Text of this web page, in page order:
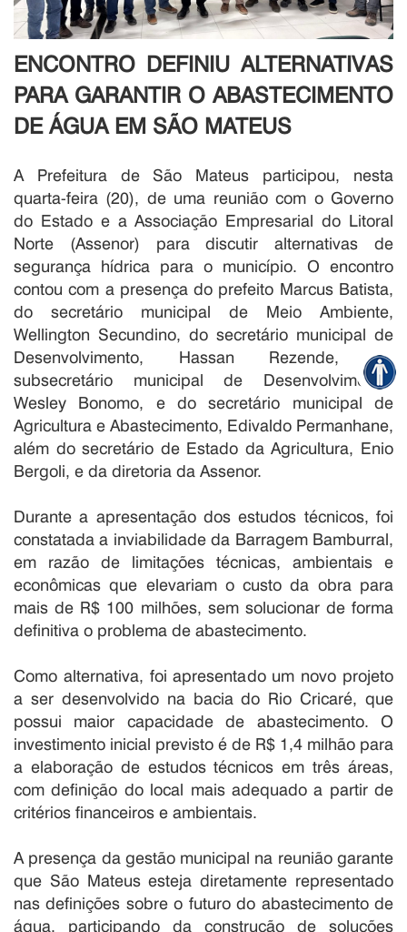
ENCONTRO DEFINIU ALTERNATIVAS
PARA GARANTIR O ABASTECIMENTO
DE ÁGUA EM SÃO MATEUS
A Prefeitura de São Mateus participou, nesta
quarta-feira (20), de uma reunião com o Governo
do Estado e a Associação Empresarial do Litoral
Norte (Assenor) para discutir alternativas de
segurança hídrica para o município. O encontro
contou com a presença do prefeito Marcus Batista,
do secretário municipal de Meio Ambiente,
Wellington Secundino, do secretário municipal de
Desenvolvimento, Hassan Rezende, do
subsecretário municipal de Desenvolvimento,
Wesley Bonomo, e do secretário municipal de
Agricultura e Abastecimento, Edivaldo Permanhane,
além do secretário de Estado da Agricultura, Enio
Bergoli, e da diretoria da Assenor.
Durante a apresentação dos estudos técnicos, foi
constatada a inviabilidade da Barragem Bamburral,
em razão de limitações técnicas, ambientais e
econômicas que elevariam o custo da obra para
mais de R$ 100 milhões, sem solucionar de forma
definitiva o problema de abastecimento.
Como alternativa, foi apresentado um novo projeto
a ser desenvolvido na bacia do Rio Cricaré, que
possui maior capacidade de abastecimento. O
investimento inicial previsto é de R$ 1,4 milhão para
a elaboração de estudos técnicos em três áreas,
com definição do local mais adequado a partir de
critérios financeiros e ambientais.
A presença da gestão municipal na reunião garante
que São Mateus esteja diretamente representado
nas definições sobre o futuro do abastecimento de
água, participando da construção de soluções